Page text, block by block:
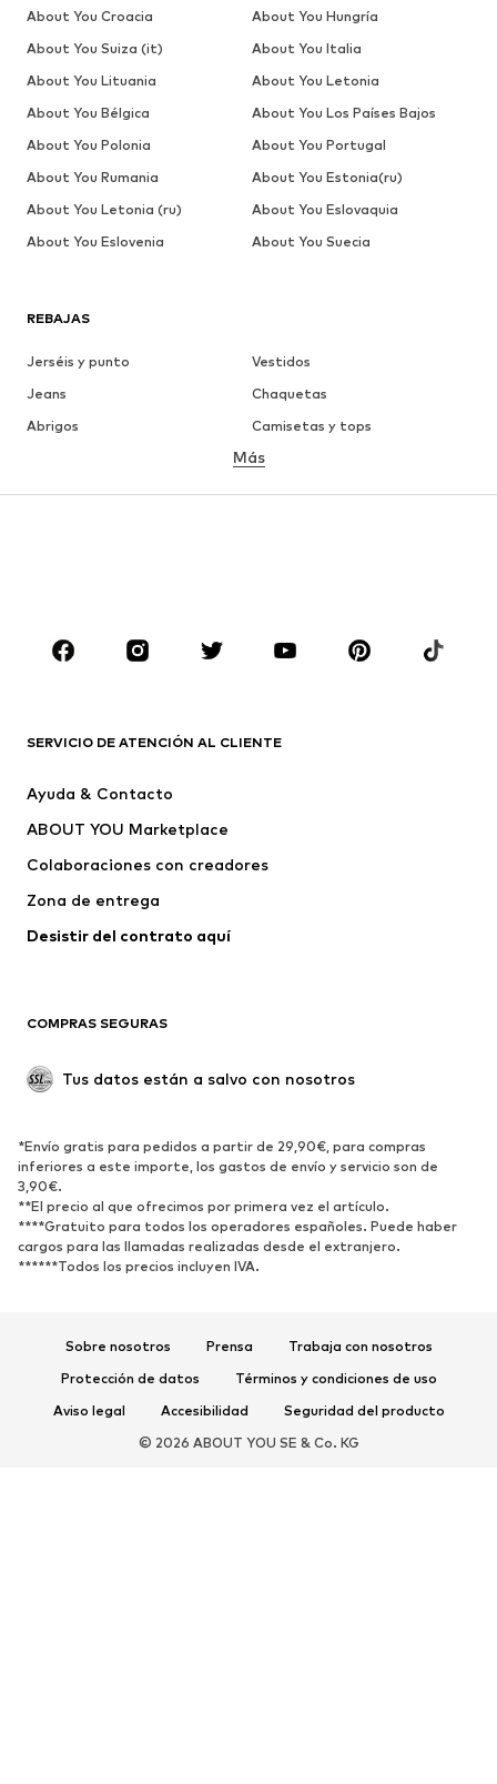
REBAJAS
Jerséis y punto
Vestidos
Jeans
Chaquetas
Abrigos
Camisetas y tops
Ropa interior
Zapatos
Deporte
Vestidos
Camisetas y tops
Chaquetas
Jerséis y punto
Ropa interior
Abrigos
Tallas grandes
Reciclado
ZAPATOS
Nuevo
Zapatillas de deporte
Botines
Zapatos de tacón y plataforma Botas
Zapatillas de casa
Exclusivo
Más
SERVICIO DE ATENCIÓN AL CLIENTE
Ayuda & Contacto
ABOUT YOU Marketplace
Colaboraciones con creadores
Zona de entrega
Desistir del contrato aquí
COMPRAS SEGURAS
Tus datos están a salvo con nosotros
*Envío gratis para pedidos a partir de 29,90€, para compras
inferiores a este importe, los gastos de envío y servicio son de
3,90€.
**El precio al que ofrecimos por primera vez el artículo.
****Gratuito para todos los operadores españoles. Puede haber
cargos para las llamadas realizadas desde el extranjero.
******Todos los precios incluyen IVA.
Sobre nosotros Prensa
Trabaja con nosotros
Protección de datos
Términos y condiciones de uso
Aviso legal
Accesibilidad
Seguridad del producto
© 2026 ABOUT YOU SE & Co. KG
About You Croacia
About You Hungría
About You Suiza (it)
About You Italia
About You Lituania
About You Letonia
About You Bélgica
About You Los Países Bajos
About You Polonia
About You Portugal
About You Rumania
About You Estonia(ru)
About You Letonia (ru)
About You Eslovaquia
About You Eslovenia
About You Suecia